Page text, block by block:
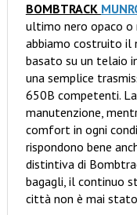
BOMBTRACK
ultimo nero opaco
abbiamo costruito il
basato su un telaio
una semplice
650B competenti.
manutenzione,
comfort in ogni
rispondono bene
distintiva di
bagagli, il continuo
città non è mai